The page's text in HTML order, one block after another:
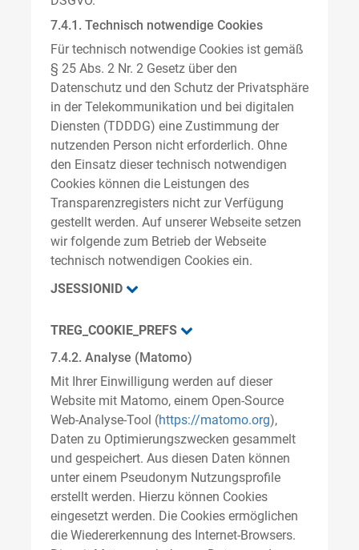
7.4.1. Technisch notwendige Cookies
Für technisch notwendige Cookies ist gemäß
§ 25 Abs. 2 Nr. 2 Gesetz über den
Datenschutz und den Schutz der Privatsphäre
in der Telekommunikation und bei digitalen
Diensten (TDDDG) eine Zustimmung der
nutzenden Person nicht erforderlich. Ohne
den Einsatz dieser technisch notwendigen
Cookies können die Leistungen des
Transparenzregisters nicht zur Verfügung
gestellt werden. Auf unserer Webseite setzen
wir folgende zum Betrieb der Webseite
technisch notwendigen Cookies ein.
JSESSIONID
TREG_COOKIE_PREFS
7.4.2. Analyse (Matomo)
Mit Ihrer Einwilligung werden auf dieser
Website mit Matomo, einem Open-Source
Web-Analyse-Tool (https://matomo.org),
Daten zu Optimierungszwecken gesammelt
und gespeichert. Aus diesen Daten können
unter einem Pseudonym Nutzungsprofile
erstellt werden. Hierzu können Cookies
eingesetzt werden. Die Cookies ermöglichen
die Wiedererkennung des Internet-Browsers.